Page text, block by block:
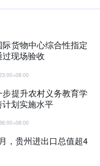
货物中心综合性指定
现场验收
提升农村义务教育学
划实施水平
，贵州进出口总值超4